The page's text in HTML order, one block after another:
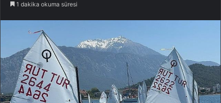
1 dakika okuma süresi